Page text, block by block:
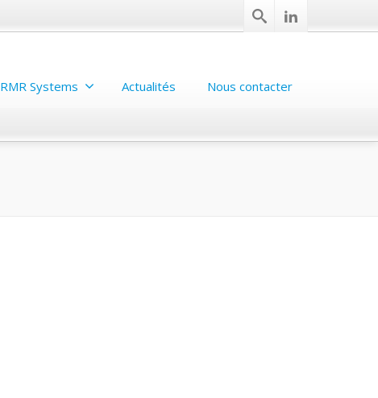
RMR Systems Actualités Nous contacter